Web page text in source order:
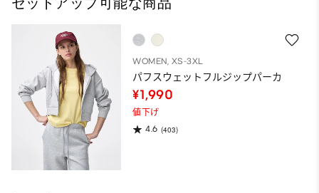
WOMEN, XS-3XL
パフスウェットフルジップパーカ
¥1,990
値下げ
4.6 (403)